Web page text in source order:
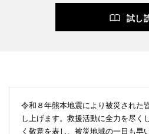
試し
令和８年熊本地震により被災された
し上げます。救援活動に全力を尽く
く敬意を表し、被災地域の一日も早